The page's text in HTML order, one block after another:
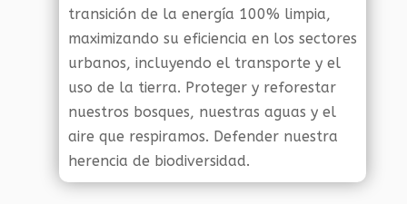
transición de la energía 100% limpia,
maximizando su eficiencia en los sectores
urbanos, incluyendo el transporte y el
uso de la tierra. Proteger y reforestar
nuestros bosques, nuestras aguas y el
aire que respiramos. Defender nuestra
herencia de biodiversidad.